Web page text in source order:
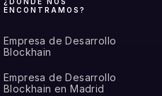
ENCONTRAMOS?
Empresa de Desarrollo
Blockhain
Empresa de Desarrollo
Blockhain en Madrid